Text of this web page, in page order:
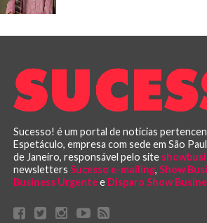
Sucesso! é um portal de notícias
Espetáculo, empresa com sede em São
de Janeiro, responsável pelo site
newsletters Sucesso e-mailing, Show
Business Urgentee Disparo Show